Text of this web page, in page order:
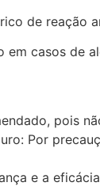
de reação
em casos de
pois
Por
e a